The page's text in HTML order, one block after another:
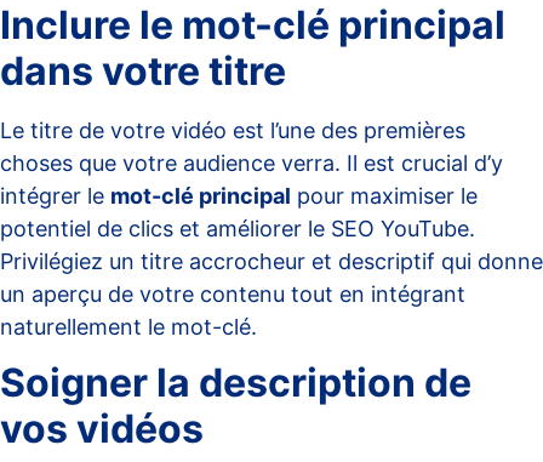
Inclure le mot-clé principal
dans votre titre
Le titre de votre vidéo est l’une des premières
choses que votre audience verra. Il est crucial d’y
intégrer le mot-clé principal pour maximiser le
potentiel de clics et améliorer le SEO YouTube.
Privilégiez un titre accrocheur et descriptif qui donne
un aperçu de votre contenu tout en intégrant
naturellement le mot-clé.
Soigner la description de
vos vidéos